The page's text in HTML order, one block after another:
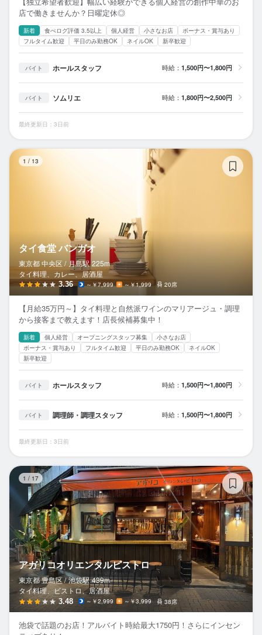
店で働きませんか？日曜定休◎
新着 食べログ評価 3.5以上 個人経営 小さなお店
ボーナス・賞与あり
フルタイム歓迎
平日のみ勤務OK ネイルOK 新卒歓迎
バイト ホールスタッフ 時給： 1,500円〜1,800円
バイト ソムリエ 時給： 1,800円〜2,500円
最終更新日：3日前
1 / 13
タイ食堂 バンガオ
東京都 中央区 / 月島駅 225m
タイ料理、カレー、居酒屋
3.36 ～￥7,999 ～￥1,999 20席
【月給35万円～】タイ料理と自然派ワインのマリアージュ・調理
から接客まで教えます！店長候補募集中！
新着 個人経営 オープニングスタッフ募集
小さなお店
ボーナス・賞与あり
フルタイム歓迎 平日のみ勤務OK
ネイルOK
新卒歓迎
バイト ホールスタッフ 時給： 1,500円〜1,800円
バイト 調理師・調理スタッフ 時給： 1,500円〜1,800円
最終更新日：3日前
1 / 17
アガリコオリエンタルビストロ
東京都 豊島区 / 池袋駅 439m
タイ料理、ビストロ、居酒屋
3.48 ～￥2,999 ～￥3,999 38席
池袋で話題のお店！アルバイト時給最大1750円！さらにインセン